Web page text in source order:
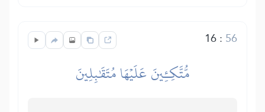
16: 56
مُّتَّكِـِٔينَ عَلَيۡهَا مُتَقَٰبِلِينَ